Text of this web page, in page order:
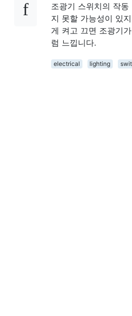
조광기 스위치의 작
지 못할 가능성이 있
게 켜고 끄면 조광기
럼 느낍니다.
electrical lighting